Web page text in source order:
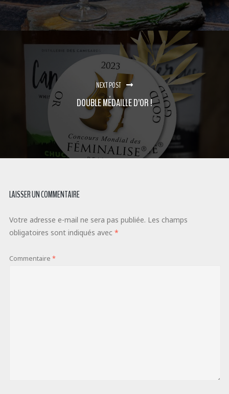
NEXT POST
DOUBLE MÉDAILLE D’OR !
LAISSER UN COMMENTAIRE
Votre adresse e-mail ne sera pas publiée. Les champs
obligatoires sont indiqués avec *
Commentaire *